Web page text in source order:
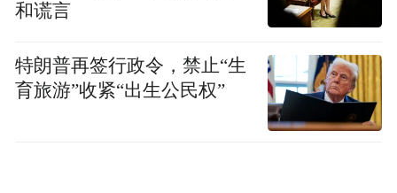
澎湃新闻记者搜索发现，12月16日，在抖音
账号已设置为私密账号，点击“关注”后，需
要对方通过请求后才能成功关注。
和谎言
特朗普再签行政令，禁止“生
育旅游”收紧“出生公民权”